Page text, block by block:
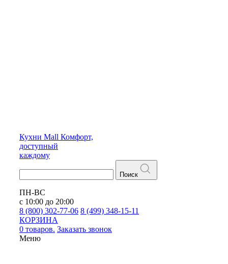
Кухни Mall Комфорт,
доступный
каждому
Поиск
ПН-ВС
с 10:00 до 20:00
8 (800) 302-77-06 8 (499) 348-15-11
КОРЗИНА
0 товаров. Заказать звонок
Меню